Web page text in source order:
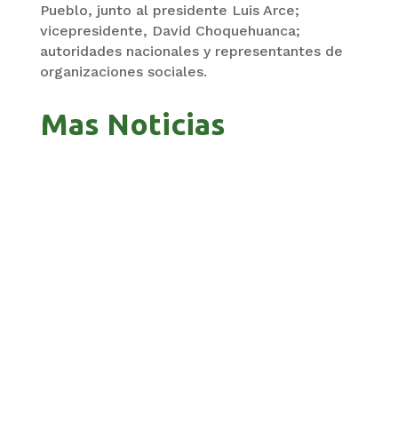
Pueblo, junto al presidente Luis Arce;
vicepresidente, David Choquehuanca;
autoridades nacionales y representantes de
organizaciones sociales.
Mas Noticias